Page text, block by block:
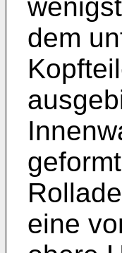
dem
eine